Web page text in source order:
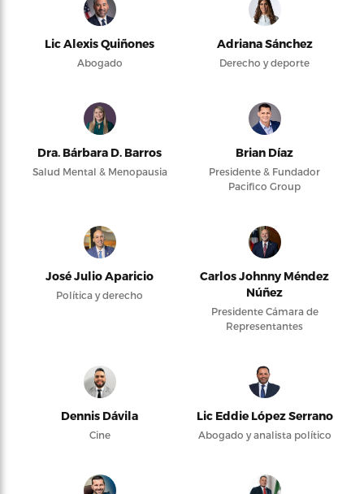
Lic Alexis Quiñones
Abogado
Adriana Sánchez
Derecho y deporte
Dra. Bárbara D. Barros
Salud Mental & Menopausia
Brian Díaz
Presidente & Fundador
Pacifico Group
José Julio Aparicio
Política y derecho
Carlos Johnny Méndez
Núñez
Presidente Cámara de
Representantes
Dennis Dávila
Cine
Lic Eddie López Serrano
Abogado y analista político